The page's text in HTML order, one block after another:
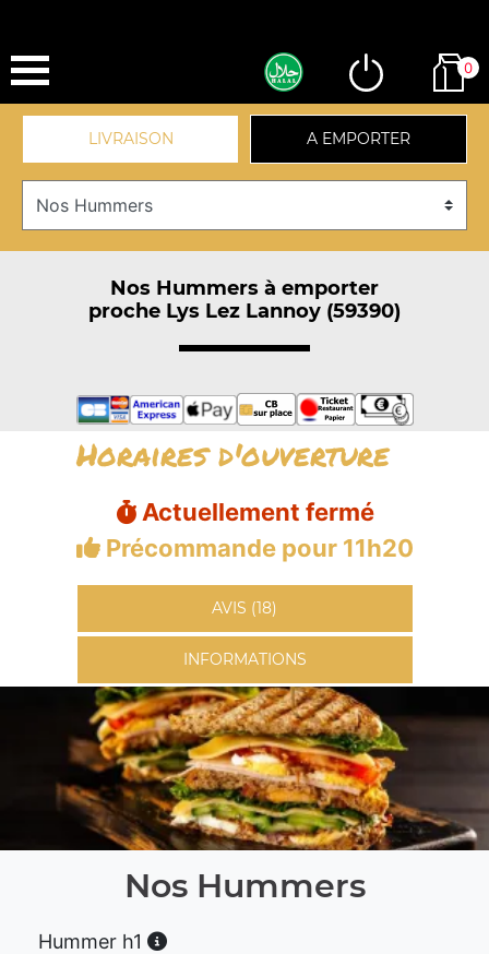
0
LIVRAISON A EMPORTER
Nos Hummers à emporter
proche Lys Lez Lannoy (59390)
Horaires d'ouverture
Actuellement fermé
Précommande pour 11h20
AVIS (18)
INFORMATIONS
Nos Hummers
Hummer h1